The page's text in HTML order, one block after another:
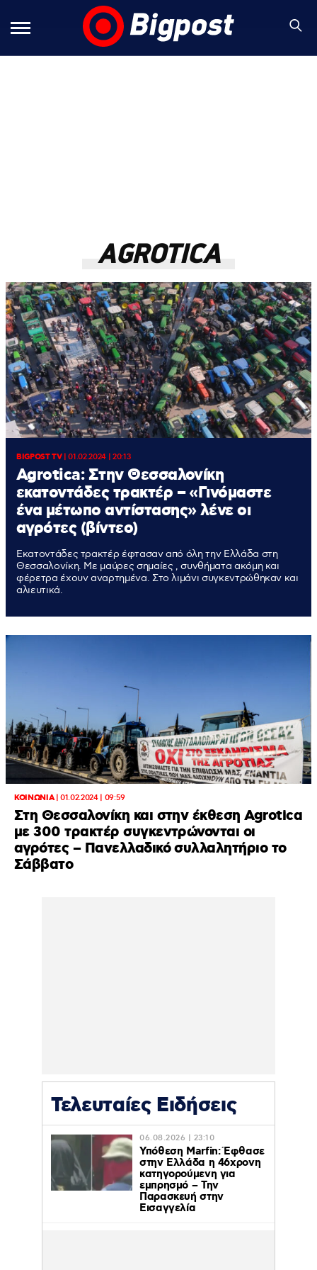
AGROTICA
BIGPOST TV|01.02.2024 | 20:13
Agrotica: Στην Θεσσαλονίκη
εκατοντάδες τρακτέρ – «Γινόμαστε
ένα μέτωπο αντίστασης» λένε οι
αγρότες (βίντεο)
Εκατοντάδες τρακτέρ έφτασαν από όλη την Ελλάδα στη
Θεσσαλονίκη. Με μαύρες σημαίες , συνθήματα ακόμη και
φέρετρα έχουν αναρτημένα. Στο λιμάνι συγκεντρώθηκαν και
αλιευτικά.
ΚΟΙΝΩΝΙΑ|01.02.2024 | 09:59
Στη Θεσσαλονίκη και στην έκθεση Agroticα
με 300 τρακτέρ συγκεντρώνονται οι
αγρότες – Πανελλαδικό συλλαλητήριο το
Σάββατο
Τελευταίες Ειδήσεις
06.08.2026 | 23:10
Υπόθεση Marfin: Έφθασε
στην Ελλάδα η 46χρονη
κατηγορούμενη για
εμπρησμό – Την
Παρασκευή στην
Εισαγγελία